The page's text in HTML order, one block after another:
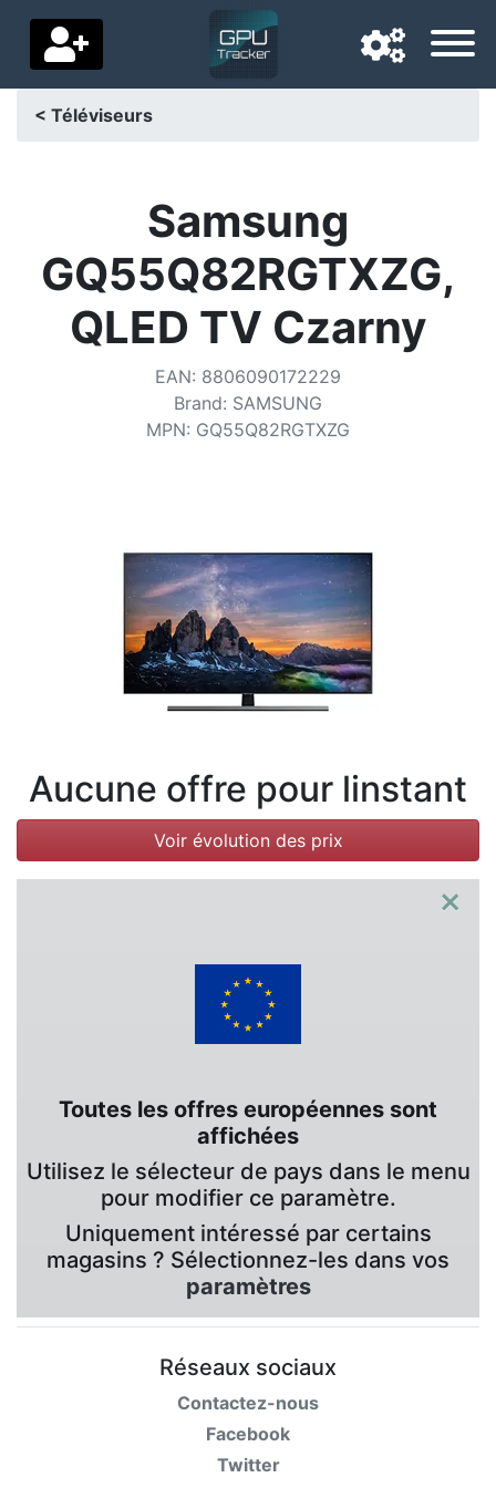
Pays de livraison
Accueil
Baisses de prix
Paramètres
Catégories
< Téléviseurs
Samsung
GQ55Q82RGTXZG,
QLED TV Czarny
EAN: 8806090172229
Brand: SAMSUNG
MPN: GQ55Q82RGTXZG
Aucune offre pour linstant
Voir évolution des prix
×
Toutes les offres européennes sont
affichées
Utilisez le sélecteur de pays dans le menu
pour modifier ce paramètre.
Uniquement intéressé par certains
magasins ? Sélectionnez-les dans vos
paramètres
Réseaux sociaux
Contactez-nous
Facebook
Twitter